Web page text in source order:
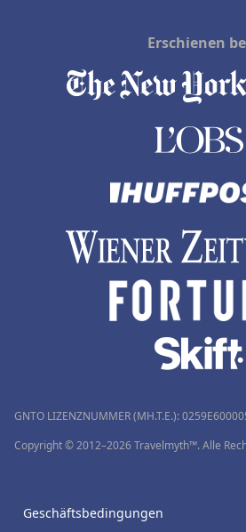
Erschienen
GNTO LIZENZNUMMER (MH.T.E.):
Copyright © 2012–2026 Travelmyth™. Alle
Geschäftsbedingungen